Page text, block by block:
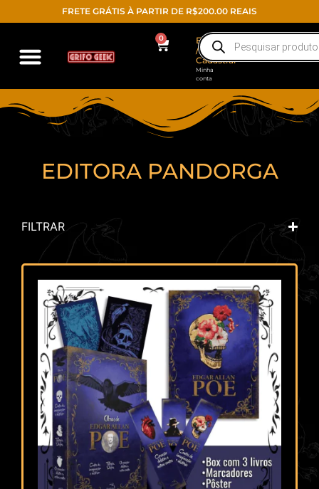
FRETE GRÁTIS À PARTIR DE R$200.00 REAIS
0
Entrar
/
Cadastrar
Minha
conta
EDITORA PANDORGA
FILTRAR